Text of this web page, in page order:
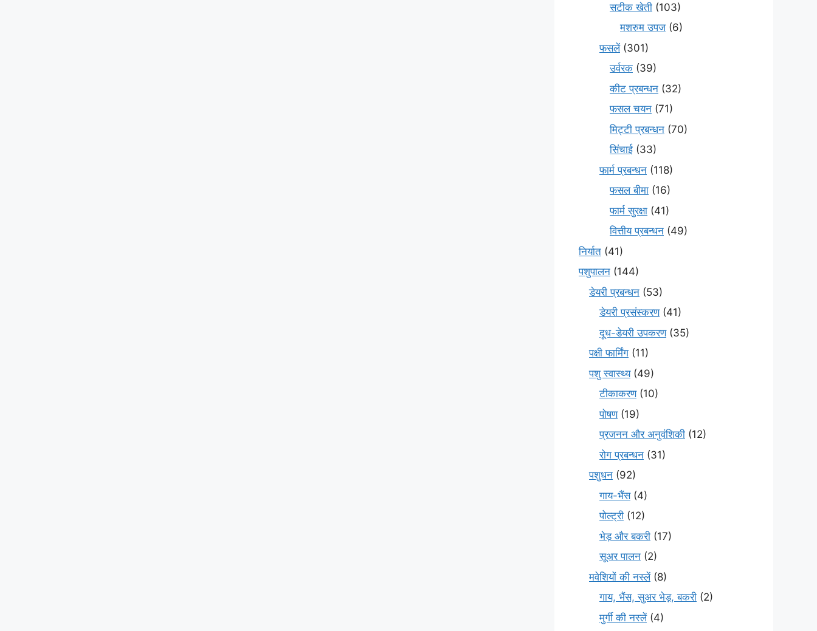
सटीक खेती (103)
मशरुम उपज (6)
फसलें(301)
उर्वरक (39)
कीट प्रबन्धन (32)
फसल चयन (71)
मि‌ट्टी प्रबन्धन (70)
सिंचाई (33)
फार्म प्रबन्धन (118)
फसल बीमा (16)
फार्म सुरक्षा (41)
वित्तीय प्रबन्धन (49)
निर्यात (41)
पशुपालन (144)
डेयरी प्रबन्धन (53)
डेयरी प्रसंस्करण(41)
दूध-डेयरी उपकरण(35)
पक्षी फार्मिंग (11)
पशु स्वास्थ्य(49)
टीकाकरण(10)
पोषण(19)
प्रजनन और अनुवंशिकी (12)
रोग प्रबन्धन (31)
पशुधन (92)
गाय-भैंस(4)
पोल्ट्री (12)
भेड़ और बकरी (17)
सूअर पालन (2)
मवेशियों की नस्लें(8)
गाय, भैंस, सुअर भेड़, बकरी (2)
मुर्गी की नस्लें(4)